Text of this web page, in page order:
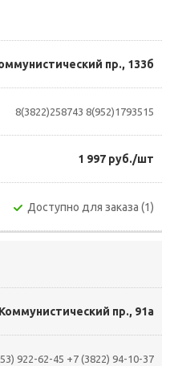
пр., 133б
8(3822)258743 8(952)1793515
1 997 руб./шт
Доступно для заказа (1)
Коммунистический пр., 91а
922-62-45 +7 (3822) 94-10-37